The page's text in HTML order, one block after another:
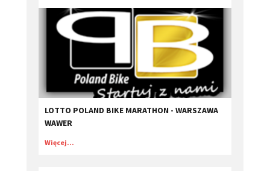
LOTTO POLAND BIKE MARATHON - WARSZAWA
WAWER
Więcej...